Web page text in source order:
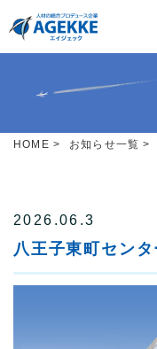
HOME > お知らせ一覧 >
2026.06.3
八王子東町セン